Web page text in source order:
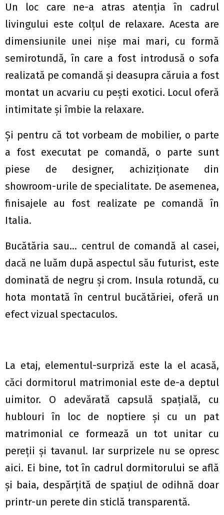
Un loc care ne-a atras atenția în cadrul
livingului este colțul de relaxare. Acesta are
dimensiunile unei nișe mai mari, cu formă
semirotundă, în care a fost introdusă o sofa
realizată pe comandă şi deasupra căruia a fost
montat un acvariu cu pești exotici. Locul oferă
intimitate și îmbie la relaxare.
Și pentru că tot vorbeam de mobilier, o parte
a fost executat pe comandă, o parte sunt
piese de designer, achiziționate din
showroom-urile de specialitate. De asemenea,
finisajele au fost realizate pe comandă în
Italia.
Bucătăria sau… centrul de comandă al casei,
dacă ne luăm după aspectul său futurist, este
dominată de negru și crom. Insula rotundă, cu
hota montată în centrul bucătăriei, oferă un
efect vizual spectaculos.
La etaj, elementul-surpriză este la el acasă,
căci dormitorul matrimonial este de-a deptul
uimitor. O adevărată capsulă spațială, cu
hublouri în loc de noptiere și cu un pat
matrimonial ce formează un tot unitar cu
pereții și tavanul. Iar surprizele nu se opresc
aici. Ei bine, tot în cadrul dormitorului se află
și baia, despărțită de spaţiul de odihnă doar
printr-un perete din sticlă transparentă.